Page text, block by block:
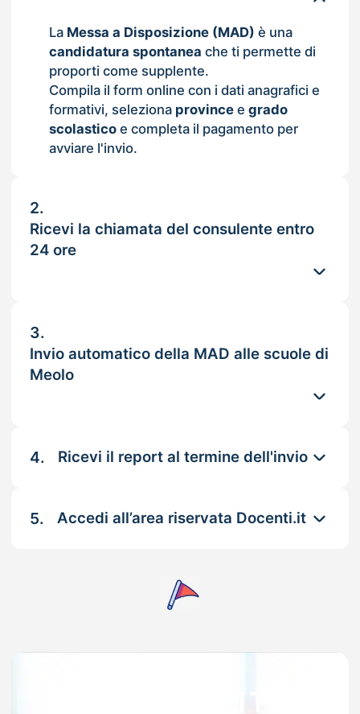
La Messa a Disposizione (MAD) è una
candidatura spontanea che ti permette di
proporti come supplente.
Compila il form online con i dati anagrafici e
formativi, seleziona provincee grado
scolasticoe completa il pagamento per
avviare l'invio.
2.
Ricevi la chiamata del consulente entro
24 ore
3.
Invio automatico della MAD alle scuole di
Meolo
4. Ricevi il report al termine dell'invio
5. Accedi all’area riservata Docenti.it